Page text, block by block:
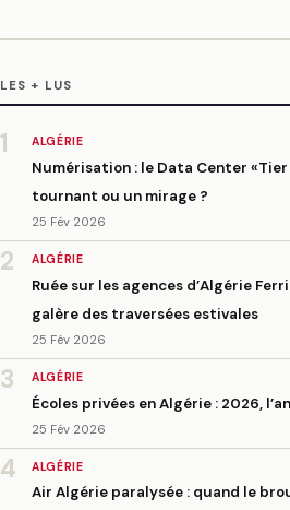
LES + LUS
1 ALGÉRIE
Numérisation : le Data Center «Tier
tournant ou un mirage ?
25 Fév 2026
2 ALGÉRIE
Ruée sur les agences d’Algérie
galère des traversées estivales
25 Fév 2026
3 ALGÉRIE
Écoles privées en Algérie : 2026,
25 Fév 2026
4 ALGÉRIE
Air Algérie paralysée : quand le